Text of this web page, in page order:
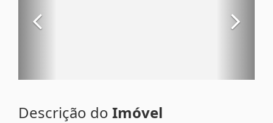
Descrição do Imóvel